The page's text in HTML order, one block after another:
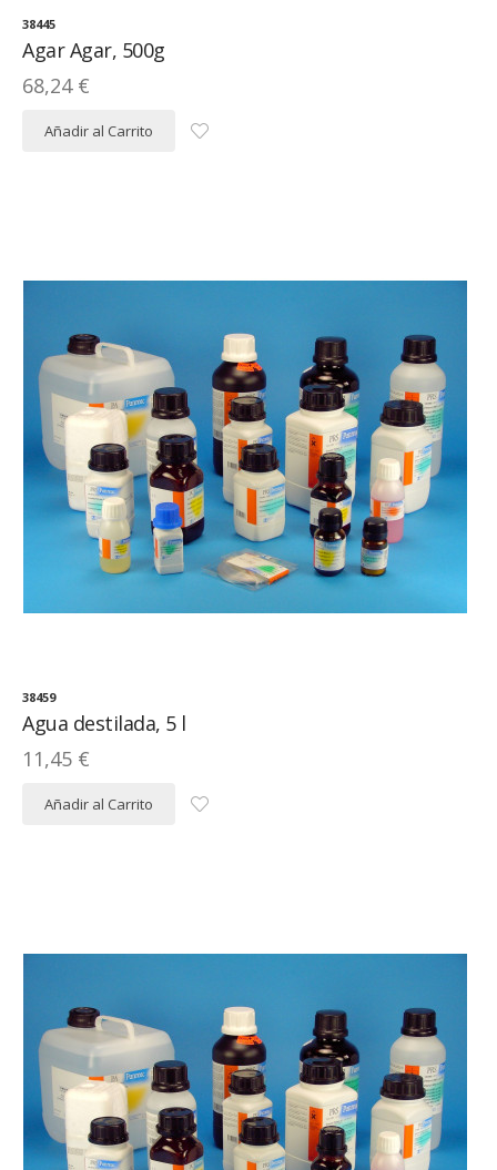
38445
Agar Agar, 500g
68,24 €
Añadir al Carrito
38459
Agua destilada, 5 l
11,45 €
Añadir al Carrito